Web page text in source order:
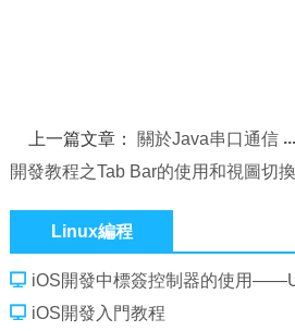
上一篇文章： 關於Java串口通信
開發教程之Tab Bar的使用和視圖切換
Linux編程
iOS開發中標簽控制器的使用
iOS開發入門教程